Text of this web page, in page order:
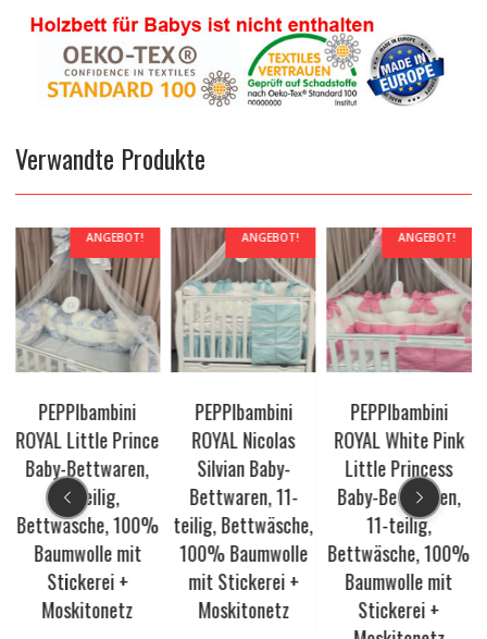
Verwandte Produkte
ANGEBOT!
PEPPIbambini
ROYAL Little Prince
Baby-Bettwaren,
11-teilig,
Bettwäsche, 100%
Baumwolle mit
Stickerei +
Moskitonetz
ANGEBOT!
PEPPIbambini
ROYAL Nicolas
Silvian Baby-
Bettwaren, 11-
teilig, Bettwäsche,
100% Baumwolle
mit Stickerei +
Moskitonetz
ANGEBOT!
PEPPIbambini
ROYAL White Pink
Little Princess
Baby-Bettwaren,
11-teilig,
Bettwäsche, 100%
Baumwolle mit
Stickerei +